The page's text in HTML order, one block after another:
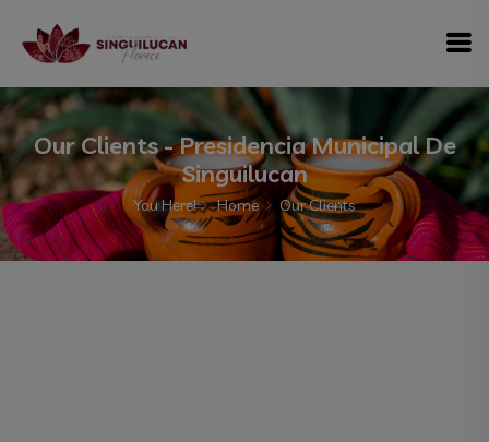
Our Clients - Presidencia Municipal De
Singuilucan
You Here! Home Our Clients